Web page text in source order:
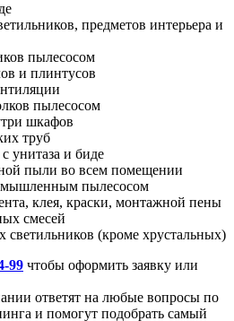
предметов интерьера и
пылесосом
и плинтусов
пылесосом
шкафов
труб
унитаза и биде
пыли во всем помещении
пылесосом
клея, краски, монтажной пены
смесей
светильников (кроме хрустальных)
99 чтобы оформить заявку или
ответят на любые вопросы по
и помогут подобрать самый